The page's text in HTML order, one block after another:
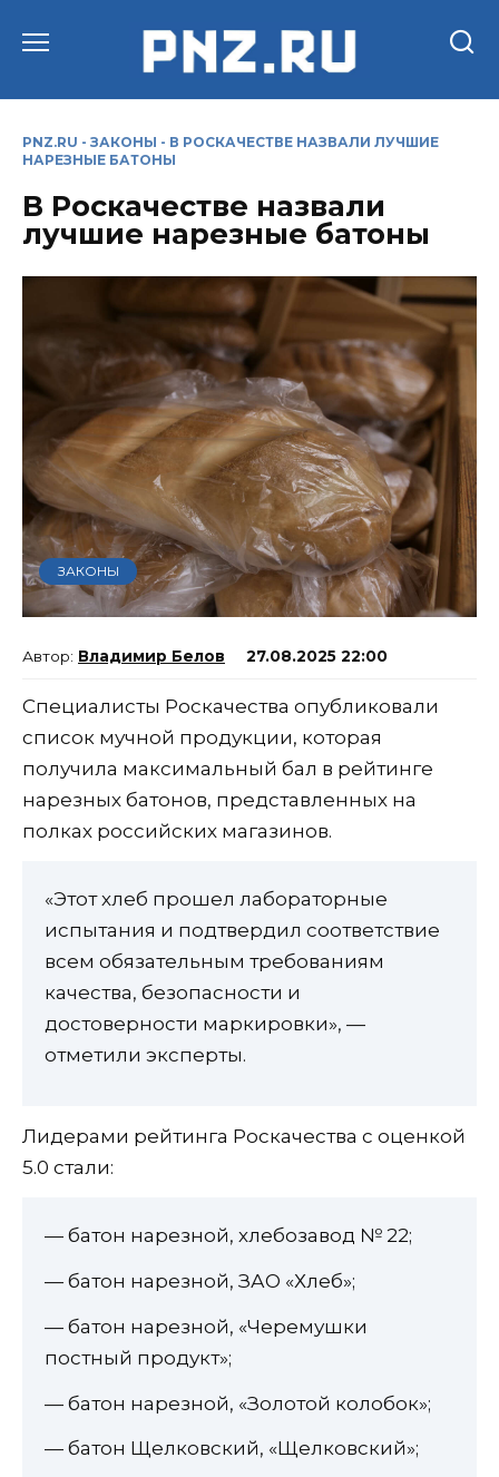
PNZ.RU - ЗАКОНЫ - В РОСКАЧЕСТВЕ НАЗВАЛИ ЛУЧШИЕ
НАРЕЗНЫЕ БАТОНЫ
В Роскачестве назвали
лучшие нарезные батоны
ЗАКОНЫ
Владимир Белов 27.08.2025 22:00
Специалисты Роскачества опубликовали
список мучной продукции, которая
получила максимальный бал в рейтинге
нарезных батонов, представленных на
полках российских магазинов.
«Этот хлеб прошел лабораторные
испытания и подтвердил соответствие
всем обязательным требованиям
качества, безопасности и
достоверности маркировки», —
отметили эксперты.
Лидерами рейтинга Роскачества с оценкой
5.0 стали:
— батон нарезной, хлебозавод № 22;
— батон нарезной, ЗАО «Хлеб»;
— батон нарезной, «Черемушки
постный продукт»;
— батон нарезной, «Золотой колобок»;
— батон Щелковский, «Щелковский»;